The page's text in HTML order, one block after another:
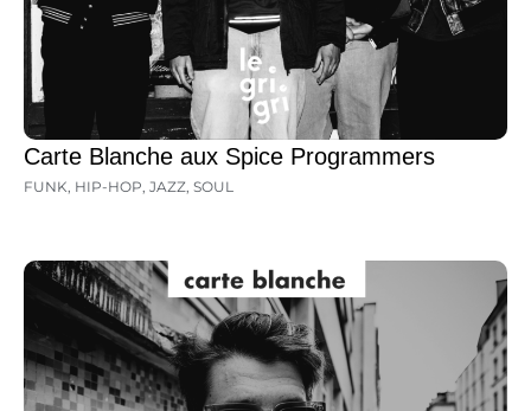
Carte Blanche aux Spice Programmers
FUNK, HIP-HOP, JAZZ, SOUL